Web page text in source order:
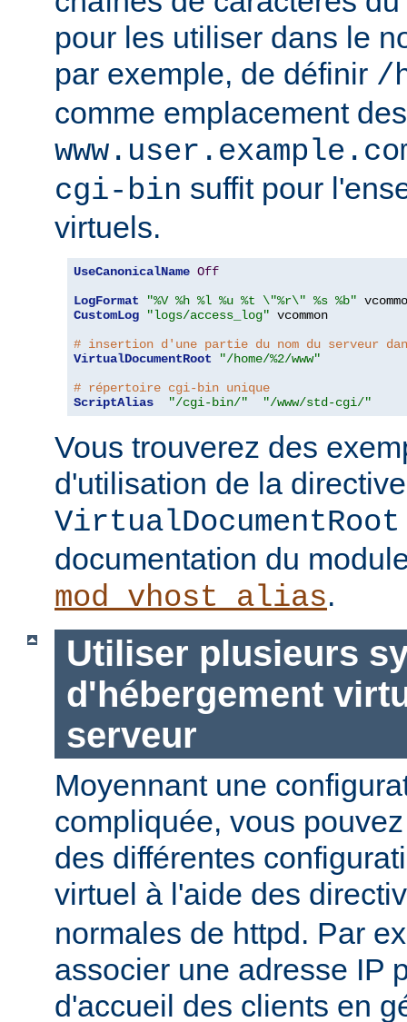
pour les utiliser dans le
par exemple, de définir /
comme emplacement
cgi-bin suffit pour
virtuels.
UseCanonicalName Off
LogFormat
"%V %h %l %u %t \"%r\" %s %b"
CustomLog
"logs/access_log" vcommon
# insertion d'une partie du nom du serveur
VirtualDocumentRoot
"/home/%2/www"
# répertoire cgi-bin unique
ScriptAlias
"/cgi-bin/" "/www/std-cgi/"
Vous trouverez des
d'utilisation de la directive
VirtualDocumentRoot
documentation du
mod_vhost_alias.
Utiliser plusieurs
d'hébergement
serveur
Moyennant une
compliquée, vous
des différentes
virtuel à l'aide des
normales de httpd. Par
associer une adresse IP
d'accueil des clients en